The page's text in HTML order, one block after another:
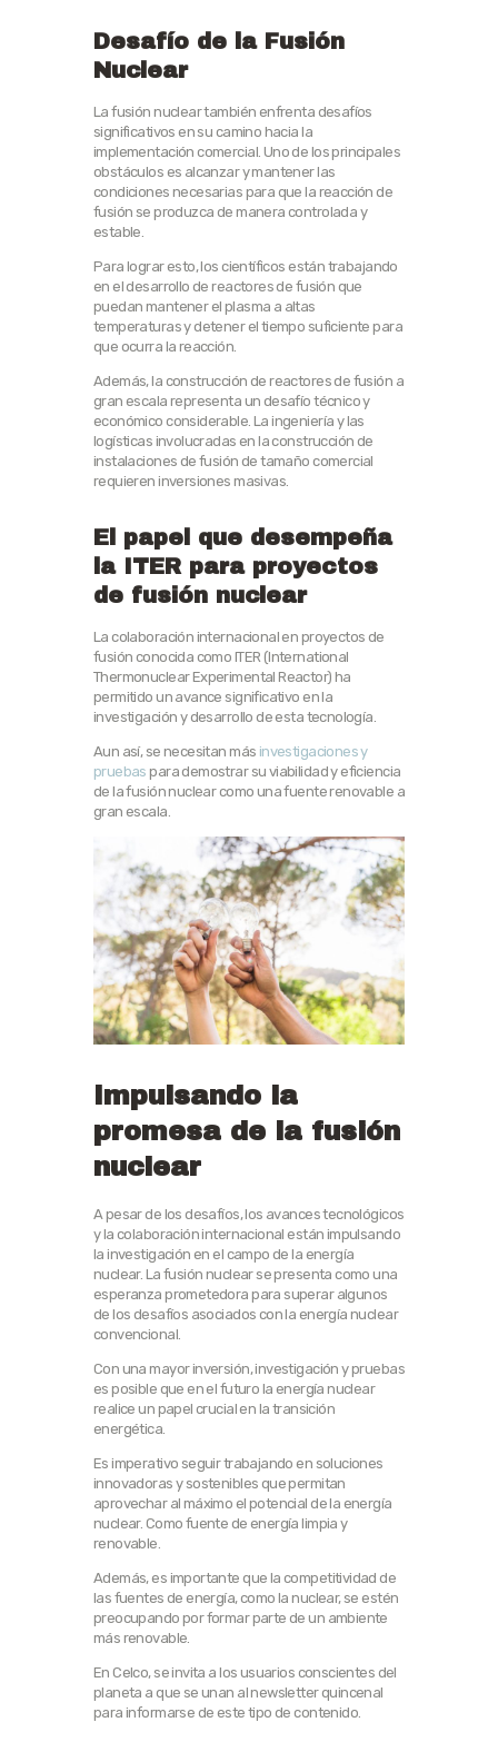
Desafío de la Fusión
Nuclear
La fusión nuclear también enfrenta desafíos
significativos en su camino hacia la
implementación comercial. Uno de los principales
obstáculos es alcanzar y mantener las
condiciones necesarias para que la reacción de
fusión se produzca de manera controlada y
estable.
Para lograr esto, los científicos están trabajando
en el desarrollo de reactores de fusión que
puedan mantener el plasma a altas
temperaturas y detener el tiempo suficiente para
que ocurra la reacción.
Además, la construcción de reactores de fusión a
gran escala representa un desafío técnico y
económico considerable. La ingeniería y las
logísticas involucradas en la construcción de
instalaciones de fusión de tamaño comercial
requieren inversiones masivas.
El papel que desempeña
la ITER para proyectos
de fusión nuclear
La colaboración internacional en proyectos de
fusión conocida como ITER (International
Thermonuclear Experimental Reactor) ha
permitido un avance significativo en la
investigación y desarrollo de esta tecnología.
Aun así, se necesitan más investigaciones y
pruebas para demostrar su viabilidad y eficiencia
de la fusión nuclear como una fuente renovable a
gran escala.
Impulsando la
promesa de la fusión
nuclear
A pesar de los desafíos, los avances tecnológicos
y la colaboración internacional están impulsando
la investigación en el campo de la energía
nuclear. La fusión nuclear se presenta como una
esperanza prometedora para superar algunos
de los desafíos asociados con la energía nuclear
convencional.
Con una mayor inversión, investigación y pruebas
es posible que en el futuro la energía nuclear
realice un papel crucial en la transición
energética.
Es imperativo seguir trabajando en soluciones
innovadoras y sostenibles que permitan
aprovechar al máximo el potencial de la energía
nuclear. Como fuente de energía limpia y
renovable.
Además, es importante que la competitividad de
las fuentes de energía, como la nuclear, se estén
preocupando por formar parte de un ambiente
más renovable.
En Celco, se invita a los usuarios conscientes del
planeta a que se unan al newsletter quincenal
para informarse de este tipo de contenido.